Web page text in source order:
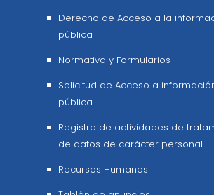
Derecho de Acceso a la
pública
Normativa y Formularios
Solicitud de Acceso a
pública
Registro de actividades de
de datos de carácter personal
Recursos Humanos